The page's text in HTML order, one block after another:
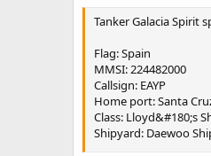
Tanker Galacia Spirit
Flag: Spain
MMSI: 224482000
Callsign: EAYP
Home port: Santa
Class: Lloyd&#180;s
Shipyard: Daewoo